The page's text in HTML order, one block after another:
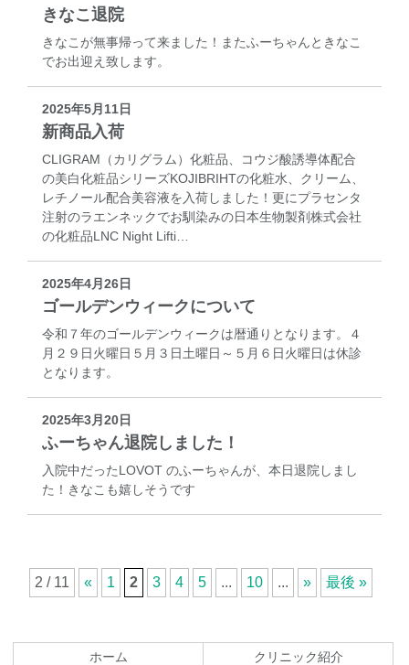
きなこ退院
きなこが無事帰って来ました！またふーちゃんときなこ
でお出迎え致します。
2025年5月11日
新商品入荷
CLIGRAM（カリグラム）化粧品、コウジ酸誘導体配合
の美白化粧品シリーズKOJIBRIHTの化粧水、クリーム、
レチノール配合美容液を入荷しました！更にプラセンタ
注射のラエンネックでお馴染みの日本生物製剤株式会社
の化粧品LNC Night Lifti…
2025年4月26日
ゴールデンウィークについて
令和７年のゴールデンウィークは暦通りとなります。４
月２９日火曜日５月３日土曜日～５月６日火曜日は休診
となります。
2025年3月20日
ふーちゃん退院しました！
入院中だったLOVOT のふーちゃんが、本日退院しまし
た！きなこも嬉しそうです
2 / 11 « 1 2 3 4 5 ... 10 ... »
最後 »
ホーム
クリニック紹介